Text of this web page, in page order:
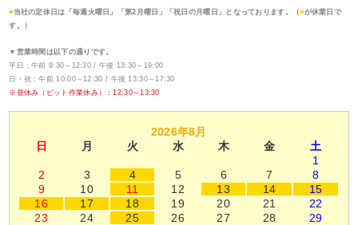
● 当社の定休日は「毎週火曜日」「第2月曜日」「祝日の月曜日」となっております。（■が休業日で
す。）
▼営業時間は以下の通りです。
平日：午前 9:30～12:30 / 午後 13:30～19:00
日・祝：午前 10:00～12:30 / 午後 13:30～17:30
※昼休み（ピット作業休み）：12:30～13:30
2026年8月
日
月 火 水 木 金
土
1
2
3 4 5 6 7
8
9
10 11 12 13 14
15
16
17 18 19 20 21
22
23
24 25 26 27 28
29